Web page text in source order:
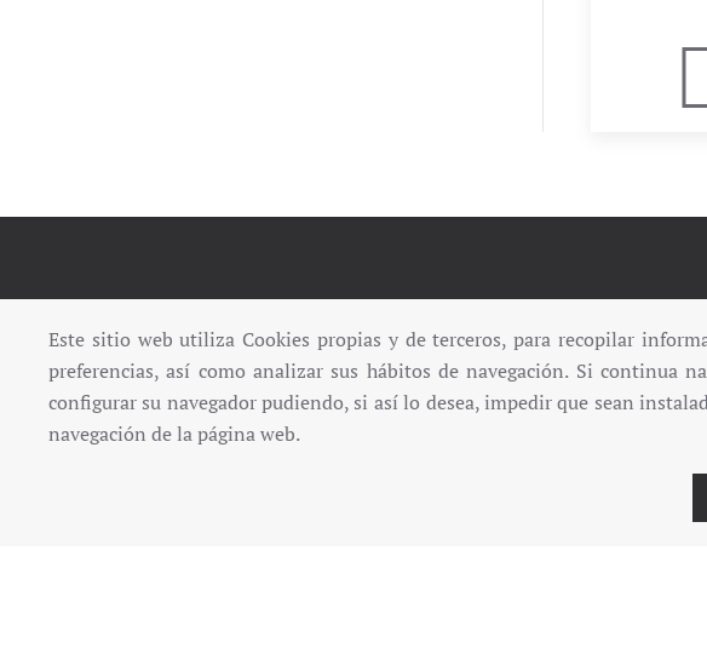
Este sitio web utiliza Cookies propias y de terceros, para recopilar
preferencias, así como analizar sus hábitos de navegación. Si continua
configurar su navegador pudiendo, si así lo desea, impedir que sean
navegación de la página web.